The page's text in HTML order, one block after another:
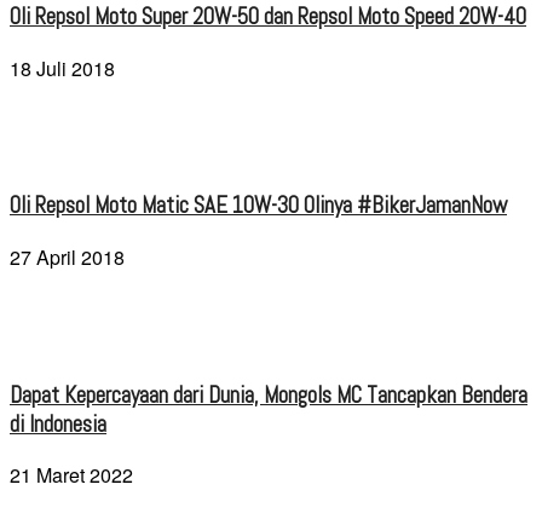
Oli Repsol Moto Super 20W-50 dan Repsol Moto Speed 20W-40
18 Juli 2018
Oli Repsol Moto Matic SAE 10W-30 Olinya #BikerJamanNow
27 April 2018
Dapat Kepercayaan dari Dunia, Mongols MC Tancapkan Bendera
di Indonesia
21 Maret 2022